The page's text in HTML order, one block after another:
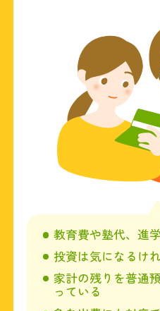
教育費や塾代、進
投資は気になるけ
家計の残りを普通
っている